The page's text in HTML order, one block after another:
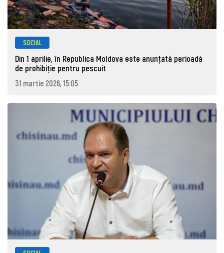
SOCIAL
Din 1 aprilie, în Republica Moldova este anunţată perioadă
de prohibiţie pentru pescuit
31 martie 2026, 15:05